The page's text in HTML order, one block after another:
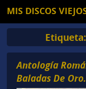
MIS DISCOS
Etiqueta:
Antología
Baladas De Oro.